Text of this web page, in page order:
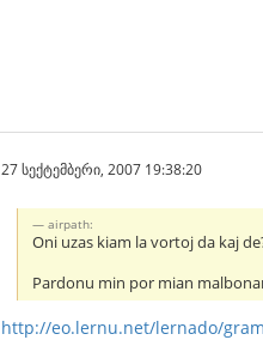
27 სექტემბერი, 2007 19:38:20
airpath:
Oni uzas kiam la vortoj da kaj
Pardonu min por mian
http://eo.lernu.net/lernado/